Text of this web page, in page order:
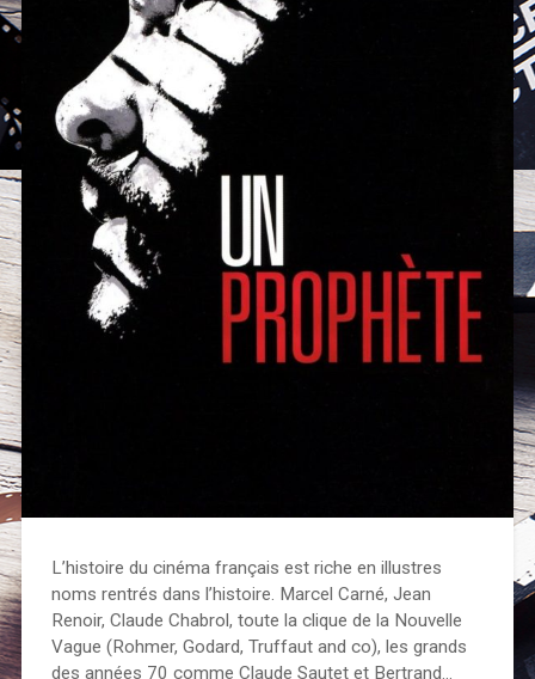
L’histoire du cinéma français est riche en illustres
noms rentrés dans l’histoire. Marcel Carné, Jean
Renoir, Claude Chabrol, toute la clique de la Nouvelle
Vague (Rohmer, Godard, Truffaut and co), les grands
des années 70 comme Claude Sautet et Bertrand…